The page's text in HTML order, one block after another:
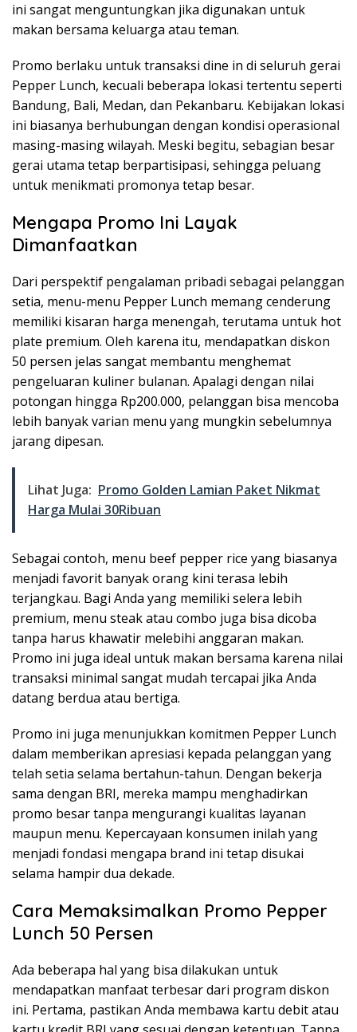
ini sangat menguntungkan jika digunakan untuk
makan bersama keluarga atau teman.
Promo berlaku untuk transaksi dine in di seluruh gerai
Pepper Lunch, kecuali beberapa lokasi tertentu seperti
Bandung, Bali, Medan, dan Pekanbaru. Kebijakan lokasi
ini biasanya berhubungan dengan kondisi operasional
masing-masing wilayah. Meski begitu, sebagian besar
gerai utama tetap berpartisipasi, sehingga peluang
untuk menikmati promonya tetap besar.
Mengapa Promo Ini Layak
Dimanfaatkan
Dari perspektif pengalaman pribadi sebagai pelanggan
setia, menu-menu Pepper Lunch memang cenderung
memiliki kisaran harga menengah, terutama untuk hot
plate premium. Oleh karena itu, mendapatkan diskon
50 persen jelas sangat membantu menghemat
pengeluaran kuliner bulanan. Apalagi dengan nilai
potongan hingga Rp200.000, pelanggan bisa mencoba
lebih banyak varian menu yang mungkin sebelumnya
jarang dipesan.
Lihat Juga: Promo Golden Lamian Paket Nikmat
Harga Mulai 30Ribuan
Sebagai contoh, menu beef pepper rice yang biasanya
menjadi favorit banyak orang kini terasa lebih
terjangkau. Bagi Anda yang memiliki selera lebih
premium, menu steak atau combo juga bisa dicoba
tanpa harus khawatir melebihi anggaran makan.
Promo ini juga ideal untuk makan bersama karena nilai
transaksi minimal sangat mudah tercapai jika Anda
datang berdua atau bertiga.
Promo ini juga menunjukkan komitmen Pepper Lunch
dalam memberikan apresiasi kepada pelanggan yang
telah setia selama bertahun-tahun. Dengan bekerja
sama dengan BRI, mereka mampu menghadirkan
promo besar tanpa mengurangi kualitas layanan
maupun menu. Kepercayaan konsumen inilah yang
menjadi fondasi mengapa brand ini tetap disukai
selama hampir dua dekade.
Cara Memaksimalkan Promo Pepper
Lunch 50 Persen
Ada beberapa hal yang bisa dilakukan untuk
mendapatkan manfaat terbesar dari program diskon
ini. Pertama, pastikan Anda membawa kartu debit atau